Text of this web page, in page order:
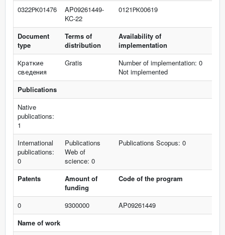
0322РК01476
AP09261449-
KC-22
0121РК00619
Document
type
Terms of
distribution
Availability of
implementation
Краткие
сведения
Gratis
Number of implementation: 0
Not implemented
Publications
Native
publications:
1
International
publications:
0
Publications
Web of
science: 0
Publications Scopus: 0
Patents
Amount of
funding
Code of the program
0 9300000
AP09261449
Name of work